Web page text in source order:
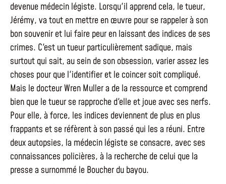
devenue médecin légiste. Lorsqu'il apprend cela, le tueur,
Jérémy, va tout en mettre en œuvre pour se rappeler à son
bon souvenir et lui faire peur en laissant des indices de ses
crimes. C'est un tueur particulièrement sadique, mais
surtout qui sait, au sein de son obsession, varier assez les
choses pour que l'identifier et le coincer soit compliqué.
Mais le docteur Wren Muller a de la ressource et comprend
bien que le tueur se rapproche d'elle et joue avec ses nerfs.
Pour elle, à force, les indices deviennent de plus en plus
frappants et se réfèrent à son passé qui les a réuni. Entre
deux autopsies, la médecin légiste se consacre, avec ses
connaissances policières, à la recherche de celui que la
presse a surnommé le Boucher du bayou.